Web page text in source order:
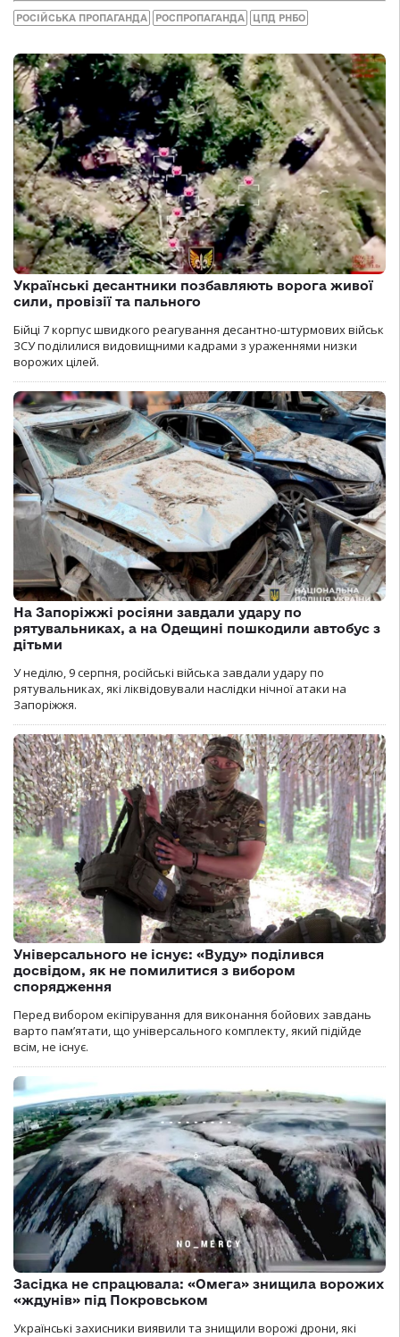
РОСІЙСЬКА ПРОПАГАНДА РОСПРОПАГАНДА ЦПД РНБО
Українські десантники позбавляють ворога живої
сили, провізії та пального
Бійці 7 корпус швидкого реагування десантно-штурмових військ
ЗСУ поділилися видовищними кадрами з ураженнями низки
ворожих цілей.
На Запоріжжі росіяни завдали удару по
рятувальниках, а на Одещині пошкодили автобус з
дітьми
У неділю, 9 серпня, російські війська завдали удару по
рятувальниках, які ліквідовували наслідки нічної атаки на
Запоріжжя.
Універсального не існує: «Вуду» поділився
досвідом, як не помилитися з вибором
спорядження
Перед вибором екіпірування для виконання бойових завдань
варто пам’ятати, що універсального комплекту, який підійде
всім, не існує.
Засідка не спрацювала: «Омега» знищила ворожих
«ждунів» під Покровськом
Українські захисники виявили та знищили ворожі дрони, які